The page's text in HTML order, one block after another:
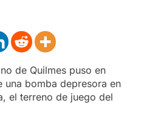
de Quilmes puso en
una bomba depresora en
el terreno de juego del